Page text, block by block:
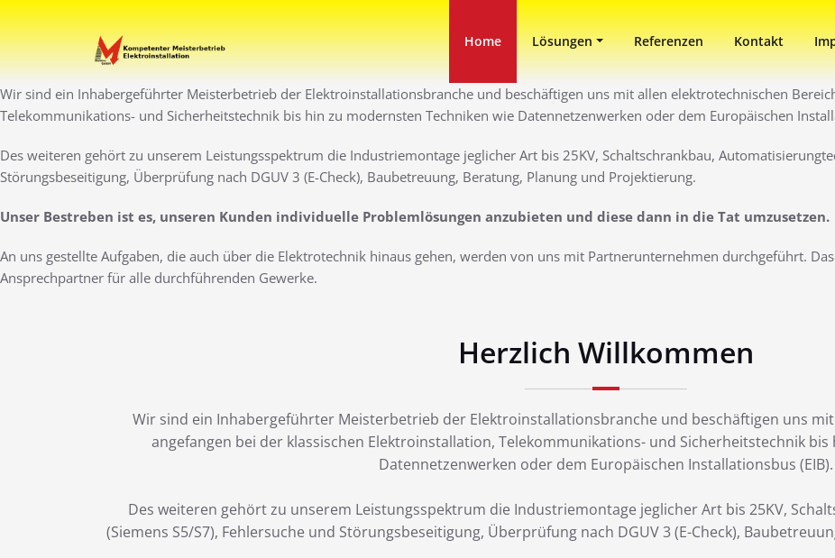
Zum
Inhalt
springen
Elektro Martini
Ihr Elektro-Dienstleister in DuisburgHome Lösungen Referenzen Kontakt
Wir sind ein Inhabergeführter Meisterbetrieb der Elektroinstallationsbranche und beschäftigen uns mit allen elektrotechnischen
Telekommunikations- und Sicherheitstechnik bis hin zu modernsten Techniken wie Datennetzenwerken oder dem Europäischen
Des weiteren gehört zu unserem Leistungsspektrum die Industriemontage jeglicher Art bis 25KV, Schaltschrankbau,
Störungsbeseitigung, Überprüfung nach DGUV 3 (E-Check), Baubetreuung, Beratung, Planung und Projektierung.
Unser Bestreben ist es, unseren Kunden individuelle Problemlösungen anzubieten und diese dann in die Tat umzusetzen.
An uns gestellte Aufgaben, die auch über die Elektrotechnik hinaus gehen, werden von uns mit Partnerunternehmen durchgeführt.
Ansprechpartner für alle durchführenden Gewerke.
Herzlich Willkommen
Wir sind ein Inhabergeführter Meisterbetrieb der Elektroinstallationsbranche und beschäftigen uns
angefangen bei der klassischen Elektroinstallation, Telekommunikations- und Sicherheitstechnik
Datennetzenwerken oder dem Europäischen Installationsbus (EIB).
Des weiteren gehört zu unserem Leistungsspektrum die Industriemontage jeglicher Art bis 25KV,
(Siemens S5/S7), Fehlersuche und Störungsbeseitigung, Überprüfung nach DGUV 3 (E-Check),